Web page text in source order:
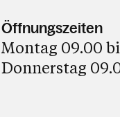
Öffnungszeiten
Montag 09.00
Donnerstag